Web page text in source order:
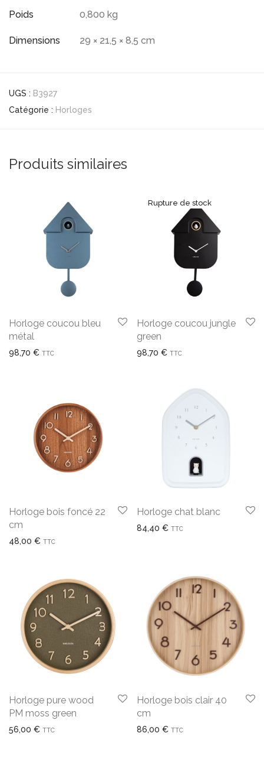
Poids 0,800 kg
Dimensions 29 × 21,5 × 8,5 cm
UGS : B3927
Catégorie : Horloges
Produits similaires
Horloge coucou bleu
métal
98,70 € TTC
Horloge coucou jungle
green
98,70 € TTC
Horloge bois foncé 22
cm
48,00 € TTC
Horloge chat blanc
84,40 € TTC
Horloge pure wood
PM moss green
56,00 € TTC
Horloge bois clair 40
cm
86,00 € TTC